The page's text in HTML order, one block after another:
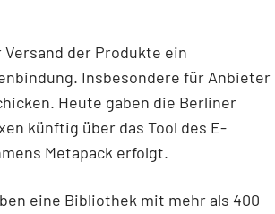
der Produkte ein
Insbesondere für Anbieter
Heute gaben die Berliner
künftig über das Tool des E-
Metapack erfolgt.
eine Bibliothek mit mehr als 400